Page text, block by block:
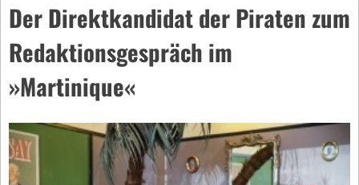
Der Direktkandidat der Piraten zum
Redaktionsgespräch im
»Martinique«